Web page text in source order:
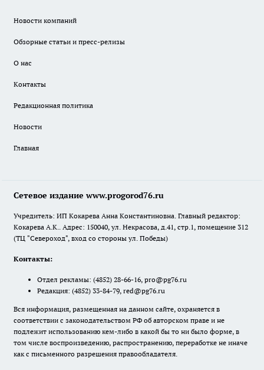
Новости компаний
Обзорные статьи и пресс-релизы
О нас
Контакты
Редакционная политика
Новости
Главная
Сетевое издание www.progorod76.ru
Учредитель: ИП Кокарева Анна Константиновна. Главный редактор:
Кокарева А.К.. Адрес: 150040, ул. Некрасова, д.41, стр.1, помещение 312
(ТЦ "Североход", вход со стороны ул. Победы)
Контакты:
Отдел рекламы: (4852) 28-66-16, pro@pg76.ru
Редакция: (4852) 33-84-79, red@pg76.ru
Вся информация, размещенная на данном сайте, охраняется в
соответствии с законодательством РФ об авторском праве и не
подлежит использованию кем-либо в какой бы то ни было форме, в
том числе воспроизведению, распространению, переработке не иначе
как с письменного разрешения правообладателя.